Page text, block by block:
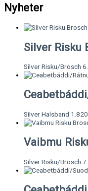
Nyheter
Silver Risku
Silver Risku/Brosch
Silver Halsband
Vaibmu
Silver Risku/Brosch